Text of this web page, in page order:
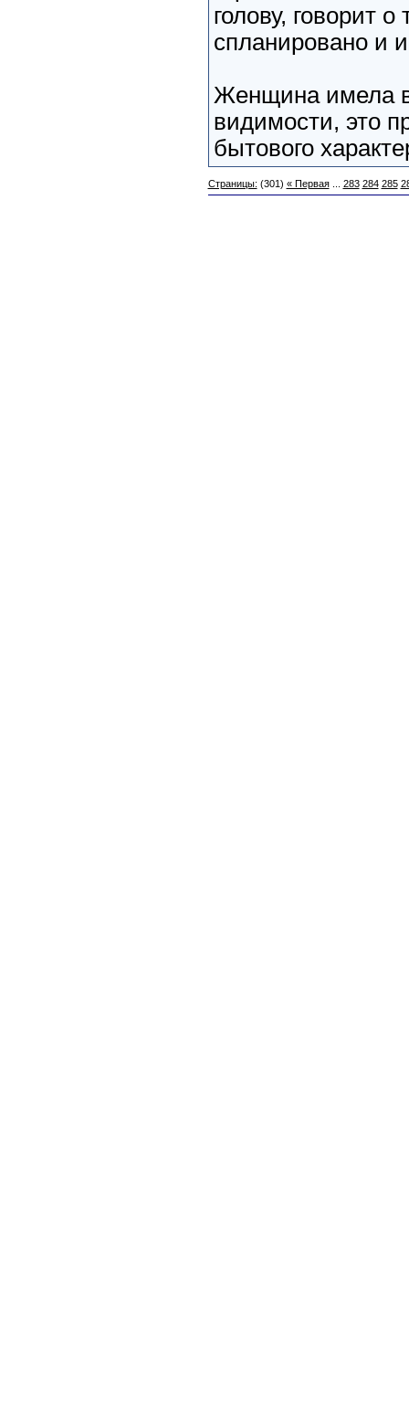
голову, говорит
спланировано и
Женщина имела в
видимости, это
бытового
Страницы: (301) « Первая... 283 284 285